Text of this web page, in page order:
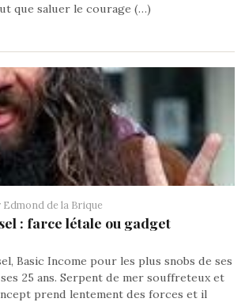
que saluer le courage (…)
Edmond de la Brique
: farce létale ou gadget
Basic Income pour les plus snobs de ses
25 ans. Serpent de mer souffreteux et
prend lentement des forces et il